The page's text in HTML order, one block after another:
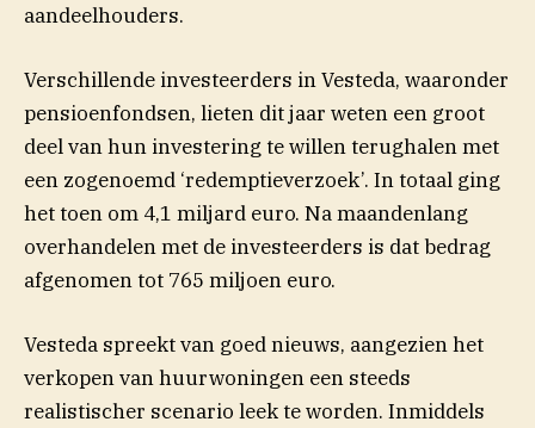
aandeelhouders.
Verschillende investeerders in Vesteda, waaronder
pensioenfondsen, lieten dit jaar weten een groot
deel van hun investering te willen terughalen met
een zogenoemd ‘redemptieverzoek’. In totaal ging
het toen om 4,1 miljard euro. Na maandenlang
overhandelen met de investeerders is dat bedrag
afgenomen tot 765 miljoen euro.
Vesteda spreekt van goed nieuws, aangezien het
verkopen van huurwoningen een steeds
realistischer scenario leek te worden. Inmiddels